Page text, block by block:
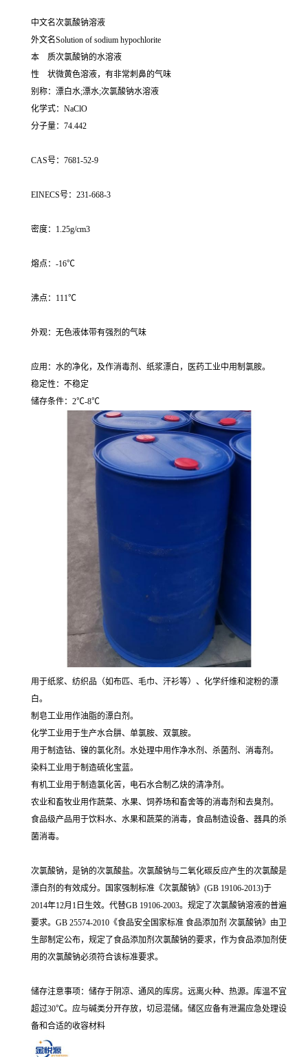
中文名次氯酸钠溶液
外文名Solution of sodium hypochlorite
本 质次氯酸钠的水溶液
性 状微黄色溶液，有非常刺鼻的气味
别称：漂白水;漂水;次氯酸钠水溶液
化学式：NaClO
分子量：74.442
CAS号：7681-52-9
EINECS号：231-668-3
密度：1.25g/cm3
熔点：-16℃
沸点：111℃
外观：无色液体带有强烈的气味
应用：水的净化，及作消毒剂、纸浆漂白，医药工业中用制氯胺。
稳定性：不稳定
储存条件：2℃-8℃
用于纸浆、纺织品（如布匹、毛巾、汗衫等）、化学纤维和淀粉的漂
白。
制皂工业用作油脂的漂白剂。
化学工业用于生产水合肼、单氯胺、双氯胺。
用于制造钴、镍的氯化剂。水处理中用作净水剂、杀菌剂、消毒剂。
染料工业用于制造硫化宝蓝。
有机工业用于制造氯化苦，电石水合制乙炔的清净剂。
农业和畜牧业用作蔬菜、水果、饲养场和畜舍等的消毒剂和去臭剂。
食品级产品用于饮料水、水果和蔬菜的消毒，食品制造设备、器具的杀
菌消毒。
次氯酸钠，是钠的次氯酸盐。次氯酸钠与二氧化碳反应产生的次氯酸是
漂白剂的有效成分。国家强制标准《次氯酸钠》(GB 19106-2013)于
2014年12月1日生效。代替GB 19106-2003。规定了次氯酸钠溶液的普遍
要求。GB 25574-2010《食品安全国家标准 食品添加剂 次氯酸钠》由卫
生部制定公布，规定了食品添加剂次氯酸钠的要求，作为食品添加剂使
用的次氯酸钠必须符合该标准要求。
储存注意事项：储存于阴凉、通风的库房。远离火种、热源。库温不宜
超过30℃。应与碱类分开存放，切忌混储。储区应备有泄漏应急处理设
备和合适的收容材料